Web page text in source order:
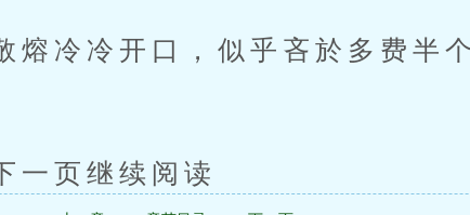
冷开口，似乎吝於多费半个
页继续阅读